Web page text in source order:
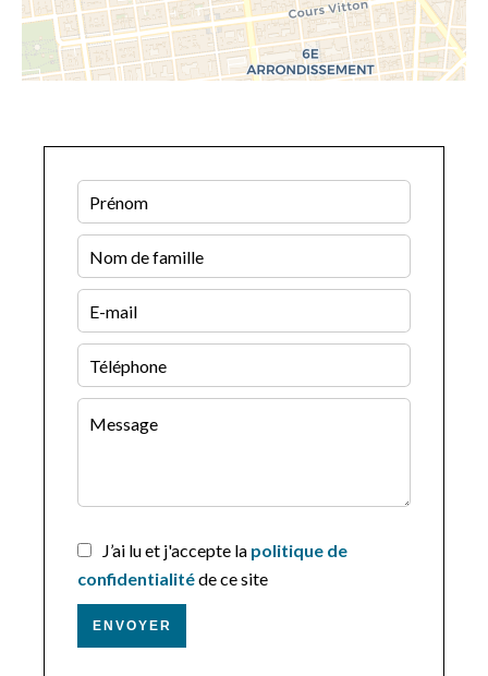
J’ai lu et j'accepte la politique de
confidentialitéde ce site
ENVOYER